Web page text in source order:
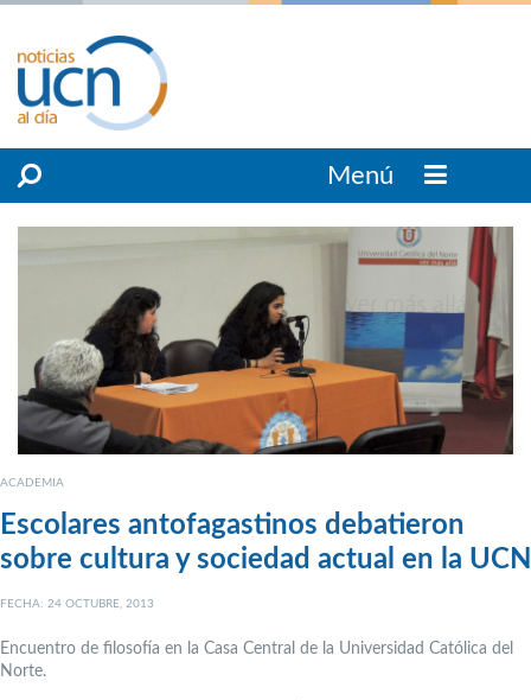
Menú
ACADEMIA
Escolares antofagastinos debatieron
sobre cultura y sociedad actual en la UCN
FECHA: 24 OCTUBRE, 2013
Encuentro de filosofía en la Casa Central de la Universidad Católica del
Norte.